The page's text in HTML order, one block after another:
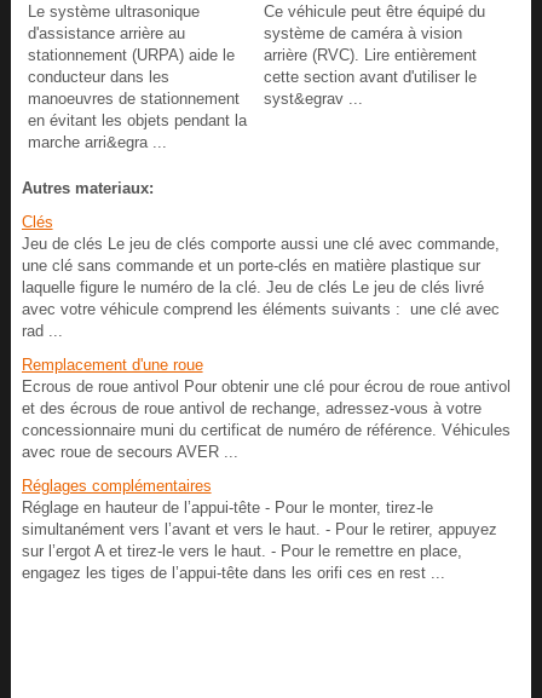
Le système ultrasonique
d'assistance arrière au
stationnement (URPA) aide le
conducteur dans les
manoeuvres de stationnement
en évitant les objets pendant la
marche arri&egra ...
Ce véhicule peut être équipé du
système de caméra à vision
arrière (RVC). Lire entièrement
cette section avant d'utiliser le
syst&egrav ...
Autres materiaux:
Clés
Jeu de clés Le jeu de clés comporte aussi une clé avec commande,
une clé sans commande et un porte-clés en matière plastique sur
laquelle figure le numéro de la clé. Jeu de clés Le jeu de clés livré
avec votre véhicule comprend les éléments suivants : une clé avec
rad ...
Remplacement d'une roue
Ecrous de roue antivol Pour obtenir une clé pour écrou de roue antivol
et des écrous de roue antivol de rechange, adressez-vous à votre
concessionnaire muni du certificat de numéro de référence. Véhicules
avec roue de secours AVER ...
Réglages complémentaires
Réglage en hauteur de l’appui-tête - Pour le monter, tirez-le
simultanément vers l’avant et vers le haut. - Pour le retirer, appuyez
sur l’ergot A et tirez-le vers le haut. - Pour le remettre en place,
engagez les tiges de l’appui-tête dans les orifi ces en rest ...